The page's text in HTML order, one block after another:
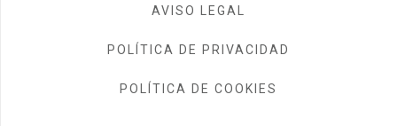
AVISO LEGAL
POLÍTICA DE PRIVACIDAD
POLÍTICA DE COOKIES